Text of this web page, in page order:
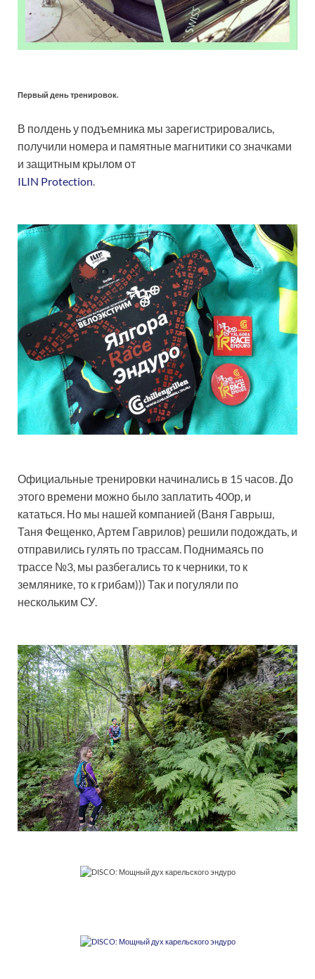
Первый день тренировок.
В полдень у подъемника мы зарегистрировались,
получили номера и памятные магнитики со значками
и защитным крылом от
ILIN Protection.
Официальные тренировки начинались в 15 часов. До
этого времени можно было заплатить 400р, и
кататься. Но мы нашей компанией (Ваня Гаврыш,
Таня Фещенко, Артем Гаврилов) решили подождать, и
отправились гулять по трассам. Поднимаясь по
трассе №3, мы разбегались то к черники, то к
землянике, то к грибам))) Так и погуляли по
нескольким СУ.